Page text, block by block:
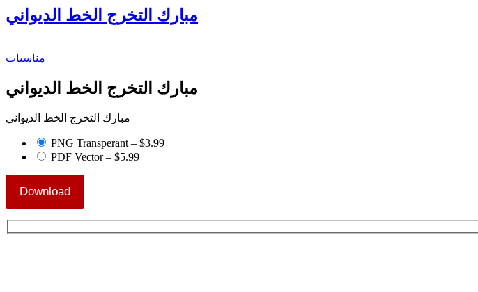
مبارك التخرج الخط الديواني
مناسبات |
مبارك التخرج الخط الديواني
مبارك التخرج الخط الديواني
PNG Transperant– $3.99
PDF Vector– $5.99
Download